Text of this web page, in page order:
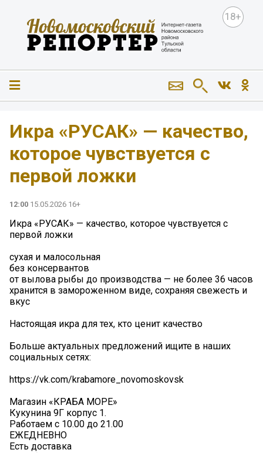
18+
Икра «РУСАК» — качество,
которое чувствуется с
первой ложки
12:00 15.05.2026 16+
Икра «РУСАК» — качество, которое чувствуется с
первой ложки
сухая и малосольная
без консервантов
от вылова рыбы до производства — не более 36 часов
хранится в замороженном виде, сохраняя свежесть и
вкус
Настоящая икра для тех, кто ценит качество
Больше актуальных предложений ищите в наших
социальных сетях:
https://vk.com/krabamore_novomoskovsk
Магазин «КРАБА МОРЕ»
Кукунина 9Г корпус 1.
Работаем с 10.00 до 21.00
ЕЖЕДНЕВНО ️
Есть доставка